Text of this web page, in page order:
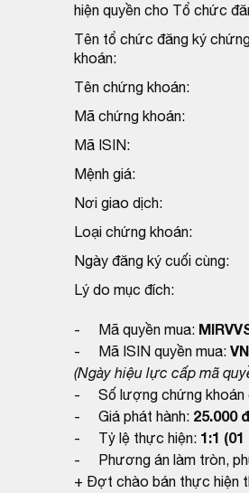
hiện quyền cho Tổ chức
Tên tổ chức đăng ký
khoán:
Tên chứng khoán:
Mã chứng khoán:
Mã ISIN:
Mệnh giá:
Nơi giao dịch:
Loại chứng khoán:
Ngày đăng ký cuối cùng:
Lý do mục đích:
- Mã quyền mua:
- Mã ISIN quyền mua:
(Ngày hiệu lực cấp mã
- Số lượng chứng khoán
- Giá phát hành: 25.000
- Tỷ lệ thực hiện: 1:1
- Phương án làm tròn,
+ Đợt chào bán thực hiện